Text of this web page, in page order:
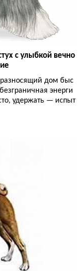
с улыбкой вечно
разносящий дом быс
энерги
удержать — испыт